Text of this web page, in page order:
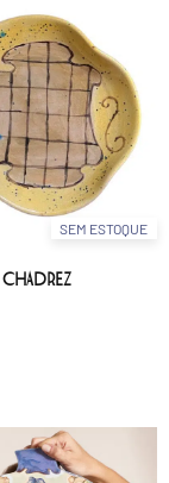
SEM ESTOQUE